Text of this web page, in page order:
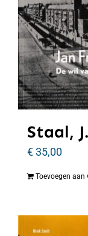
Staal,
€35,00
Toevoegen aan